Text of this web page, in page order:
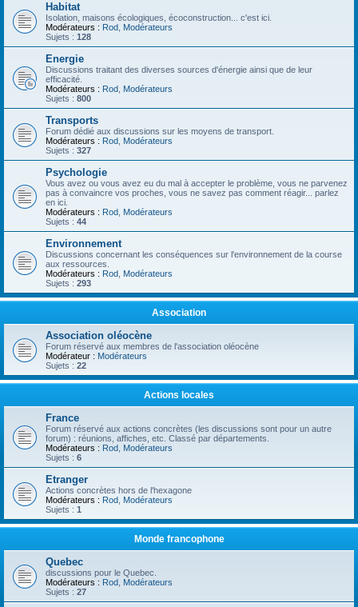
Habitat
Isolation, maisons écologiques, écoconstruction... c'est ici.
Modérateurs : Rod Modérateurs
Sujets : 128
Energie
Discussions traitant des diverses sources d'énergie ainsi que de leur
efficacité.
Modérateurs : Rod Modérateurs
Sujets : 800
Transports
Forum dédié aux discussions sur les moyens de transport.
Modérateurs : Rod Modérateurs
Sujets : 327
Psychologie
Vous avez ou vous avez eu du mal à accepter le problème, vous ne parvenez
pas à convaincre vos proches, vous ne savez pas comment réagir... parlez
en ici.
Modérateurs : Rod Modérateurs
Sujets : 44
Environnement
Discussions concernant les conséquences sur l'environnement de la course
aux ressources.
Modérateurs : Rod Modérateurs
Sujets : 293
Association
Association oléocène
Forum réservé aux membres de l'association oléocène
Modérateur : Modérateurs
Sujets : 22
Actions locales
France
Forum réservé aux actions concrètes (les discussions sont pour un autre
forum) : réunions, affiches, etc. Classé par départements.
Modérateurs : Rod Modérateurs
Sujets : 6
Etranger
Actions concrètes hors de l'hexagone
Modérateurs : Rod Modérateurs
Sujets : 1
Monde francophone
Quebec
discussions pour le Quebec.
Modérateurs : Rod Modérateurs
Sujets : 27